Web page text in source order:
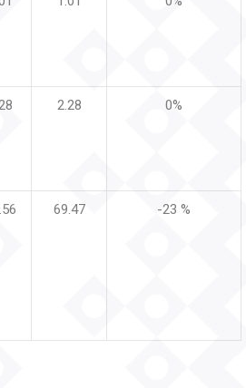
2.28 0%
69.47 -23 %